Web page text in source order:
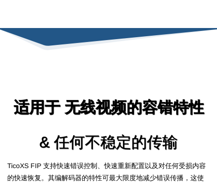
​适用于 无线视频的容错特性
& 任何不稳定的传输
TicoXS FIP 支持快速错误控制、快速重新配置以及对任何受损内容
的快速恢复。 其编解码器的特性可最大限度地减少错误传播，这使